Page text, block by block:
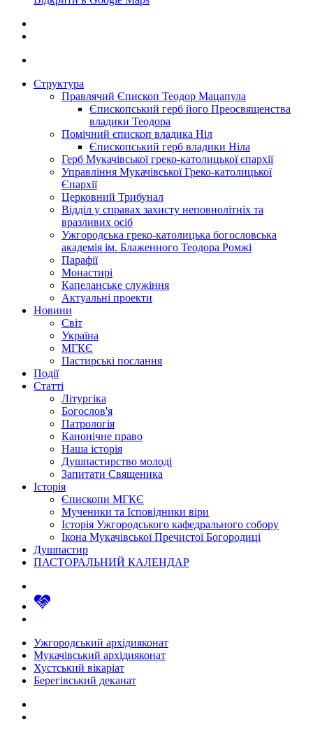
Структура
Правлячий Єпископ Теодор Мацапула
Єпископський герб його Преосвященства
владики Теодора
Помічний єпископ владика Ніл
Єпископський герб владики Ніла
Герб Мукачівської греко-католицької єпархії
Управління Мукачівської Греко-католицької
Єпархії
Церковний Трибунал
Відділ у справах захисту неповнолітніх та
вразливих осіб
Ужгородська греко-католицька богословська
академія ім. Блаженного Теодора Ромжі
Парафії
Монастирі
Капеланське служіння
Актуальні проекти
Новини
Світ
Україна
МГКЄ
Пастирські послання
Події
Статті
Літургіка
Богослов'я
Патрологія
Канонічне право
Наша історія
Душпастирство молоді
Запитати Священика
Історія
Єпископи МГКЄ
Мученики та Ісповідники віри
Історія Ужгородського кафедрального собору
Ікона Мукачівської Пречистої Богородиці
Душпастир
ПАСТОРАЛЬНИЙ КАЛЕНДАР
Ужгородський архідияконат
Мукачівський архідияконат
Хустський вікаріат
Берегівський деканат